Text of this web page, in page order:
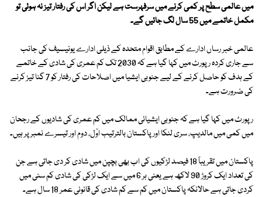
میں عالمی سطح پر کمی کرنے میں سرفہرست ہے لیکن اگر اس کی رفتار تیز نہ ہوئی تو
مکمل خاتمے میں 55 سال لگ جائیں گے۔
عالمی خبر رساں ادارے کے مطابق اقوام متحدہ کے ذیلی ادارے یونیسیف کی جانب
سے جاری کردہ رپورٹ میں کہا گیا ہے کہ 2030 تک کم عمری کی شادی کے خاتمے
کے ہدف کو حاصل کرنے کے لیے جنوبی ایشیا میں اصلاحات کی رفتار کو 7 گنا تیز کرنے
کی ضرورت ہے۔
رپورٹ میں کہا گیا ہے کہ جنوبی ایشیائی ممالک میں کم عمری کی شادیوں کے رجحان
میں کمی میں مالدیپ، سری لنکا اور پاکستان بالترتیب اوّل، دوم اور تیسرے نمبر پر ہیں۔
پاکستان میں تقریباً 18 فیصد لڑکیوں کی اب بھی بچپن میں شادی کر دی جاتی ہے جن
کی تعداد ایک کروڑ 90 لاکھ ہے یعنی ہر 6 میں سے ایک لڑکی کی شادی کم سنی میں
کردی جاتی ہے حالانکہ پاکستان میں کم سے کم شادی کی قانونی عمر 18 سال ہے۔